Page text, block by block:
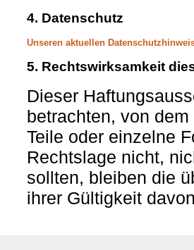
4. Datenschutz
Unseren aktuellen
5. Rechtswirksamkeit
Dieser
betrachten, von dem aus auf
Teile oder einzelne
Rechtslage nicht, nicht mehr oder nicht vollständig entsprechen
sollten, bleiben die
ihrer Gültigkeit